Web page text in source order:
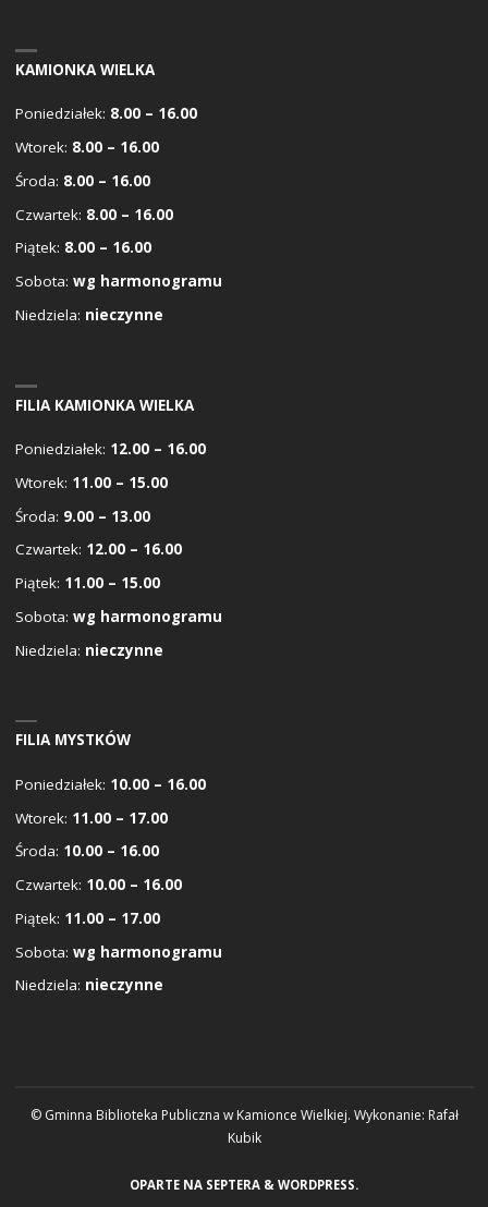
KAMIONKA WIELKA
Poniedziałek: 8.00 – 16.00
Wtorek: 8.00 – 16.00
Środa: 8.00 – 16.00
Czwartek: 8.00 – 16.00
Piątek: 8.00 – 16.00
Sobota: wg harmonogramu
Niedziela: nieczynne
FILIA KAMIONKA WIELKA
Poniedziałek: 12.00 – 16.00
Wtorek: 11.00 – 15.00
Środa: 9.00 – 13.00
Czwartek: 12.00 – 16.00
Piątek: 11.00 – 15.00
Sobota: wg harmonogramu
Niedziela: nieczynne
FILIA MYSTKÓW
Poniedziałek: 10.00 – 16.00
Wtorek: 11.00 – 17.00
Środa: 10.00 – 16.00
Czwartek: 10.00 – 16.00
Piątek: 11.00 – 17.00
Sobota: wg harmonogramu
Niedziela: nieczynne
© Gminna Biblioteka Publiczna w Kamionce Wielkiej. Wykonanie: Rafał
Kubik
OPARTE NA SEPTERA & WORDPRESS.